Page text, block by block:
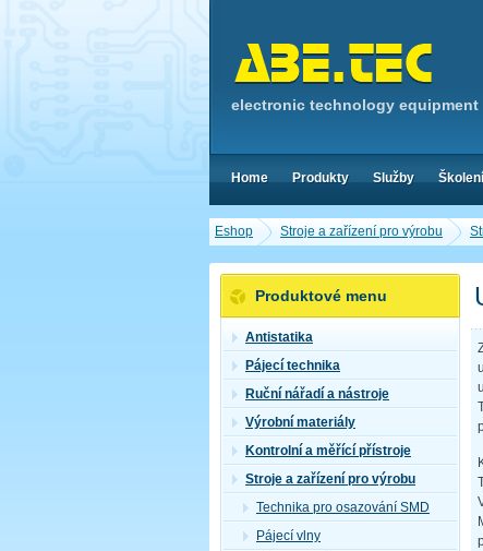
Eshop Stroje a zařízení pro výrobu
Produktové menu
Antistatika
Pájecí technika
Ruční nářadí a nástroje
Výrobní materiály
Kontrolní a měřící přístroje
Stroje a zařízení pro výrobu
Technika pro osazování SMD
Pájecí vlny
electronic technology equipment
Home Produkty Služby Školení